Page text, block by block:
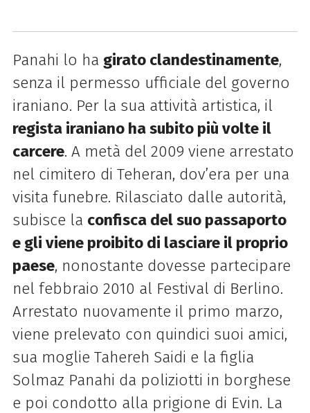
Panahi lo ha girato clandestinamente,
senza il permesso ufficiale del governo
iraniano. Per la sua attività artistica, il
regista iraniano ha subito più volte il
carcere. A metà del 2009 viene arrestato
nel cimitero di Teheran, dov’era per una
visita funebre. Rilasciato dalle autorità,
subisce la confisca del suo passaporto
e gli viene proibito di lasciare il proprio
paese, nonostante dovesse partecipare
nel febbraio 2010 al Festival di Berlino.
Arrestato nuovamente il primo marzo,
viene prelevato con quindici suoi amici,
sua moglie Tahereh Saidi e la figlia
Solmaz Panahi da poliziotti in borghese
e poi condotto alla prigione di Evin. La